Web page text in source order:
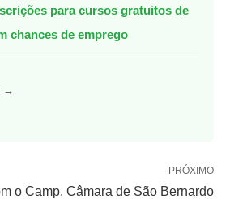
para cursos gratuitos de
chances de emprego
→
PRÓXIMO
o Camp, Câmara de São Bernardo